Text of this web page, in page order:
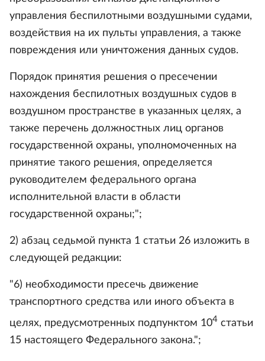
управления беспилотными воздушными судами,
воздействия на их пульты управления, а также
повреждения или уничтожения данных судов.
Порядок принятия решения о пресечении
нахождения беспилотных воздушных судов в
воздушном пространстве в указанных целях, а
также перечень должностных лиц органов
государственной охраны, уполномоченных на
принятие такого решения, определяется
руководителем федерального органа
исполнительной власти в области
государственной охраны;";
2) абзац седьмой пункта 1 статьи 26 изложить в
следующей редакции:
"6) необходимости пресечь движение
транспортного средства или иного объекта в
целях, предусмотренных подпунктом 104 статьи
15 настоящего Федерального закона.";